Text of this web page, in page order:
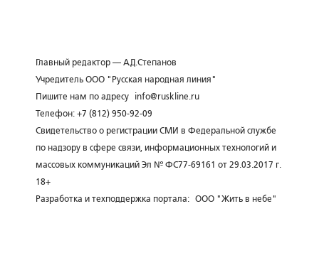
Главный редактор — А.Д.Степанов
Учредитель ООО "Русская народная линия"
Пишите нам по адресу
info@ruskline.ru
Телефон: +7 (812) 950-92-09
Свидетельство о регистрации СМИ в Федеральной службе
по надзору в сфере связи, информационных технологий и
массовых коммуникаций Эл № ФС77-69161 от 29.03.2017 г.
18+
Разработка и техподдержка портала: ООО "Жить в небе"